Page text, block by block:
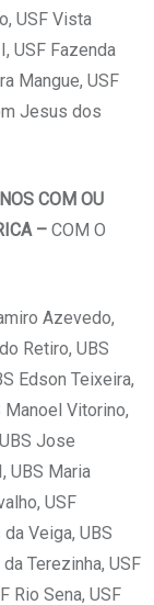
USF Vista
USF Fazenda
Mangue, USF
Jesus dos
COM OU
– COM O
Azevedo,
Retiro, UBS
Edson Teixeira,
Manoel Vitorino,
Jose
UBS Maria
USF
Veiga, UBS
Terezinha, USF
Rio Sena, USF